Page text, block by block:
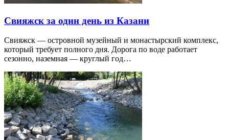
Свияжск за один день из Казани
Свияжск — островной музейный и монастырский комплекс,
который требует полного дня. Дорога по воде работает
сезонно, наземная — круглый год…